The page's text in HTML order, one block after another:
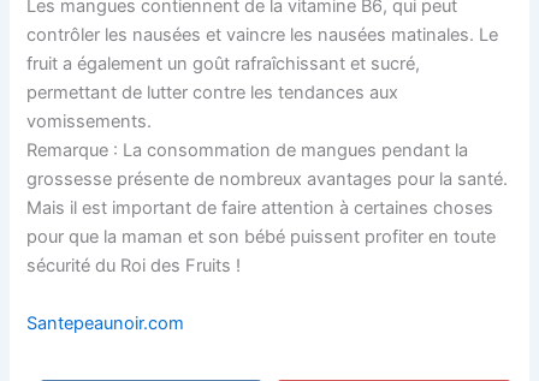
Les mangues contiennent de la vitamine B6, qui peut
contrôler les nausées et vaincre les nausées matinales. Le
fruit a également un goût rafraîchissant et sucré,
permettant de lutter contre les tendances aux
vomissements.
Remarque : La consommation de mangues pendant la
grossesse présente de nombreux avantages pour la santé.
Mais il est important de faire attention à certaines choses
pour que la maman et son bébé puissent profiter en toute
sécurité du Roi des Fruits !
Santepeaunoir.com